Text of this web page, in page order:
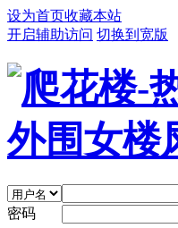
设为首页收藏本站
开启辅助访问 切换到宽版
密码